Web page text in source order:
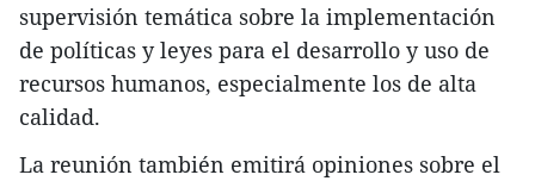
supervisión temática sobre la implementación
de políticas y leyes para el desarrollo y uso de
recursos humanos, especialmente los de alta
calidad.
La reunión también emitirá opiniones sobre el